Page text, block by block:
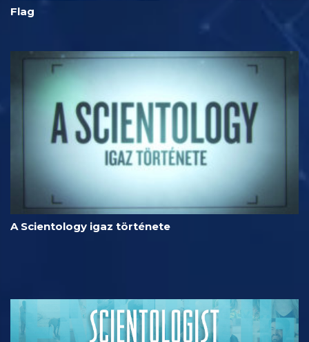
Flag
A Scientology igaz története